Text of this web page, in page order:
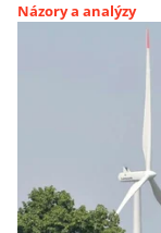
Názory a analýzy